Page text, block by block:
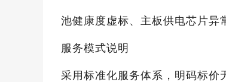
池健康度虚标、主板供电芯片异
服务模式说明
采用标准化服务体系，明码标价